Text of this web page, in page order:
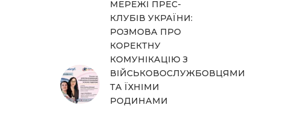
МЕРЕЖІ ПРЕС-
КЛУБІВ УКРАЇНИ:
РОЗМОВА ПРО
КОРЕКТНУ
КОМУНІКАЦІЮ З
ВІЙСЬКОВОСЛУЖБОВЦЯМИ
ТА ЇХНІМИ
РОДИНАМИ